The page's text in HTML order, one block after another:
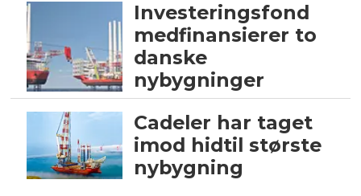
Investeringsfond
medfinansierer to
danske
nybygninger
Cadeler har taget
imod hidtil største
nybygning